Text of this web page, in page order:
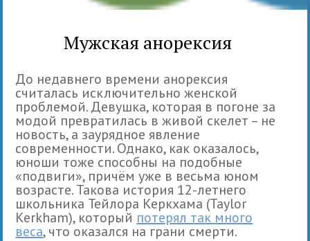
Мужская анорексия
До недавнего времени анорексия
считалась исключительно женской
проблемой. Девушка, которая в погоне за
модой превратилась в живой скелет – не
новость, а заурядное явление
современности. Однако, как оказалось,
юноши тоже способны на подобные
«подвиги», причём уже в весьма юном
возрасте. Такова история 12-летнего
школьника Тейлора Керкхама (Taylor
Kerkham), который потерял так много
веса, что оказался на грани смерти.